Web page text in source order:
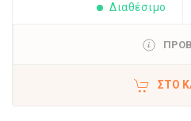
Διαθέσιμο
ΣΤΟ